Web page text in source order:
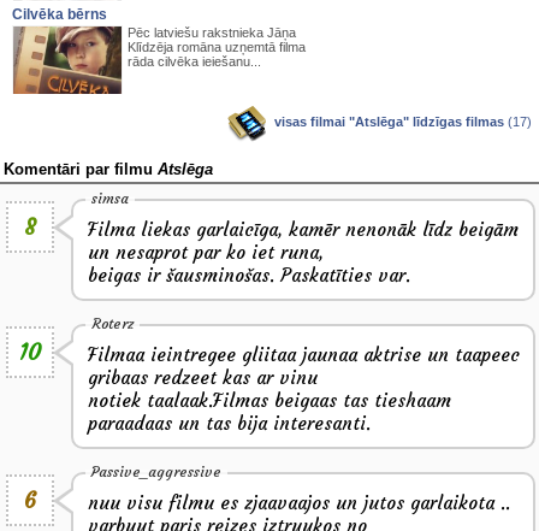
Cilvēka bērns
Pēc latviešu rakstnieka Jāņa
Klīdzēja romāna uzņemtā filma
rāda cilvēka ieiešanu...
visas filmai "Atslēga" līdzīgas filmas (17)
Komentāri par filmu Atslēga
8
simsa
Filma liekas garlaicīga, kamēr nenonāk līdz beigām
un nesaprot par ko iet runa,
beigas ir šausminošas. Paskatīties var.
10
Roterz
Filmaa ieintregee gliitaa jaunaa aktrise un taapeec
gribaas redzeet kas ar vinu
notiek taalaak.Filmas beigaas tas tieshaam
paraadaas un tas bija interesanti.
6
Passive_aggressive
nuu visu filmu es zjaavaajos un jutos garlaikota ..
varbuut paris reizes iztruukos no